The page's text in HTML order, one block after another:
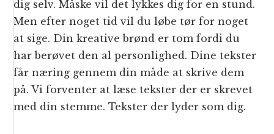
dig selv. Måske vil det lykkes dig for en stund.
Men efter noget tid vil du løbe tør for noget
at sige. Din kreative brønd er tom fordi du
har berøvet den al personlighed. Dine tekster
får næring gennem din måde at skrive dem
på. Vi forventer at læse tekster der er skrevet
med din stemme. Tekster der lyder som dig.